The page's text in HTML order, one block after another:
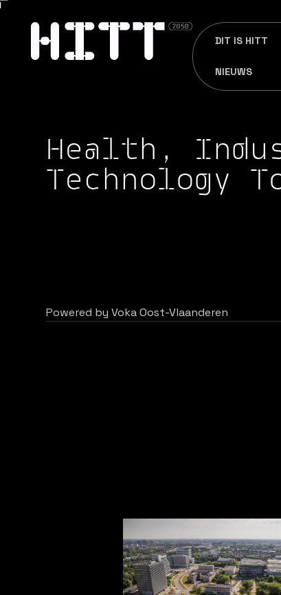
DIT IS HITT
NIEUWS
Health,
Technology
Powered by Voka Oost-Vlaanderen